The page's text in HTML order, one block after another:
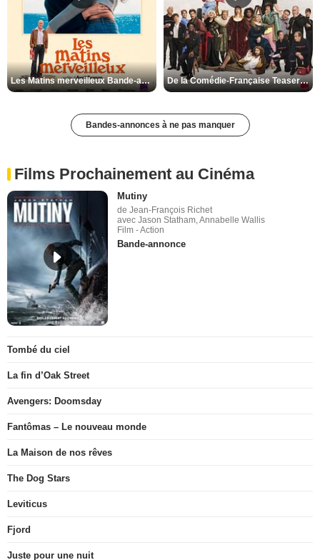
Les Matins merveilleux Bande-annonce VF De la Comédie-Française Teaser VF
Bandes-annonces à ne pas manquer
Films Prochainement au Cinéma
Mutiny
de Jean-François Richet
avec Jason Statham, Annabelle Wallis
Film - Action
Bande-annonce
Tombé du ciel
La fin d’Oak Street
Avengers: Doomsday
Fantômas – Le nouveau monde
La Maison de nos rêves
The Dog Stars
Leviticus
Fjord
Juste pour une nuit